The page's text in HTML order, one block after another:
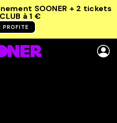
SOONER + 2 tickets
à 1 €
PROFITE